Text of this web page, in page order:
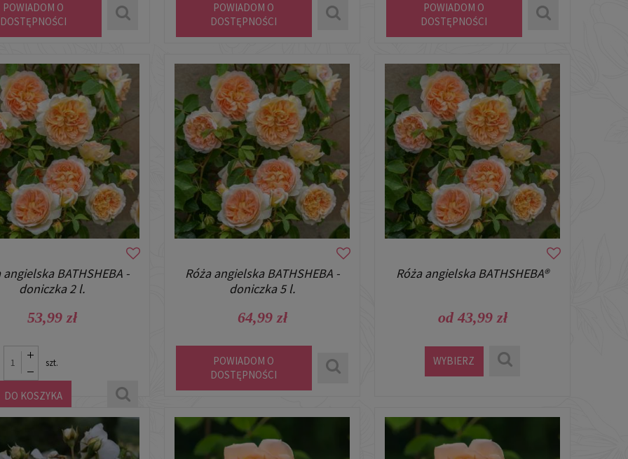
POWIADOM O
DOSTĘPNOŚCI
POWIADOM O
DOSTĘPNOŚCI
POWIADOM O
DOSTĘPNOŚCI
angielska BATHSHEBA -
doniczka 2 l.
53,99 zł
szt.
DO KOSZYKA
Róża angielska BATHSHEBA -
doniczka 5 l.
64,99 zł
POWIADOM O
DOSTĘPNOŚCI
Róża angielska BATHSHEBA®
od 43,99 zł
WYBIERZ